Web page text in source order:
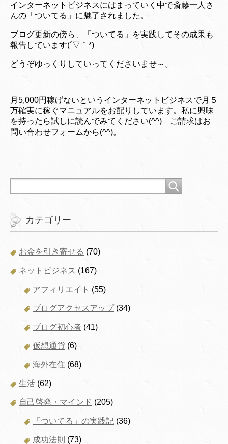
インターネットビジネスにはまっていく中で斎藤一人さ
んの「ついてる」に魅了されました。
ブログ更新の傍ら、「ついてる」を実践してその成果も
報告しています(´▽｀*)
どうぞゆっくりしていってくださいませ～。
月5,000円稼げないというインターネットビジネスで月５
万確実に稼ぐマニュアルをお配りしています。私に興味
を持ったら試しに読んでみてください(^^) ご請求はお
問い合わせフォームから(^^)。
カテゴリー
お金を引き寄せる (70)
ネットビジネス (167)
アフィリエイト (55)
ブログアクセスアップ(34)
ブログ初心者 (41)
仮想通貨 (6)
海外在住 (68)
生活 (62)
自己啓発・マインド (205)
「ついてる」の実践記 (36)
成功法則 (73)